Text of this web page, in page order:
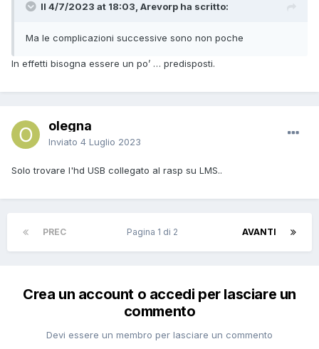
Il 4/7/2023 at 18:03, Arevorp ha scritto:
Ma le complicazioni successive sono non poche
In effetti bisogna essere un po’ … predisposti.
olegna
Inviato 4 Luglio 2023
Solo trovare l'hd USB collegato al rasp su LMS..
PREC AVANTI
Pagina 1 di 2
Crea un account o accedi per lasciare un
commento
Devi essere un membro per lasciare un commento